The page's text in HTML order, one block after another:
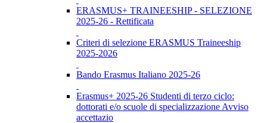
ERASMUS+ TRAINEESHIP - SELEZIONE
2025-26 - Rettificata
Criteri di selezione ERASMUS Traineeship
2025-2026
Bando Erasmus Italiano 2025-26
Erasmus+ 2025-26 Studenti di terzo ciclo:
dottorati e/o scuole di specializzazione Avviso
accettazio